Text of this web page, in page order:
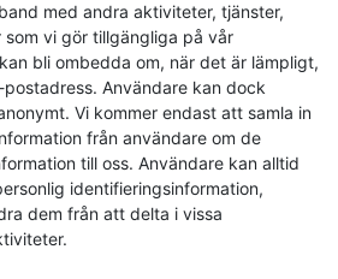
med andra aktiviteter, tjänster,
som vi gör tillgängliga på vår
bli ombedda om, när det är lämpligt,
Användare kan dock
Vi kommer endast att samla in
från användare om de
till oss. Användare kan alltid
identifieringsinformation,
dem från att delta i vissa